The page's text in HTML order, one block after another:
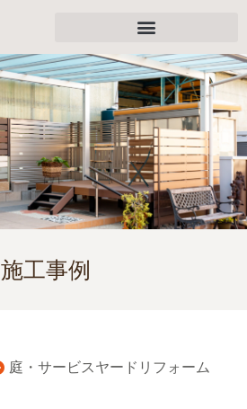
施工事例
庭・サービスヤードリフォーム